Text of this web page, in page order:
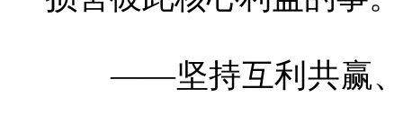
——坚持互利共赢、